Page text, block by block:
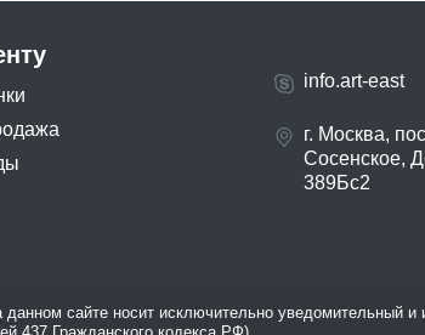
info.art-east
г. Москва,
Сосенское,
389Бс2
сайте носит исключительно уведомительный и